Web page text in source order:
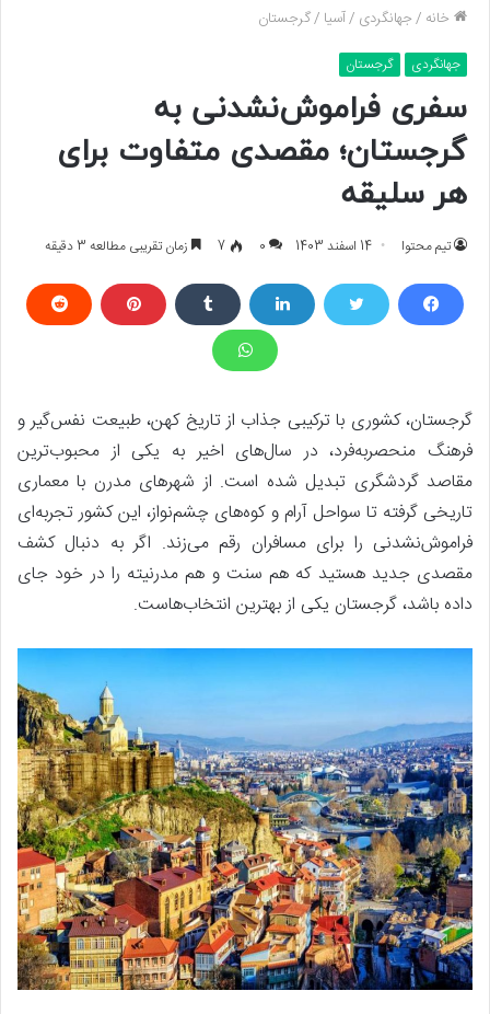
خانه /جهانگردی /آسیا /گرجستان
جهانگردی گرجستان
سفری فراموش‌نشدنی به
گرجستان؛ مقصدی متفاوت برای
هر سلیقه
تیم محتوا 14 اسفند 1403 0
7 زمان تقریبی مطالعه 3 دقیقه
گرجستان، کشوری با ترکیبی جذاب از تاریخ کهن، طبیعت نفس‌گیر و
فرهنگ منحصر‌به‌فرد، در سال‌های اخیر به یکی از محبوب‌ترین
مقاصد گردشگری تبدیل شده است. از شهرهای مدرن با معماری
تاریخی گرفته تا سواحل آرام و کوه‌های چشم‌نواز، این کشور تجربه‌ای
فراموش‌نشدنی را برای مسافران رقم می‌زند. اگر به دنبال کشف
مقصدی جدید هستید که هم سنت و هم مدرنیته را در خود جای
داده باشد، گرجستان یکی از بهترین انتخاب‌هاست.